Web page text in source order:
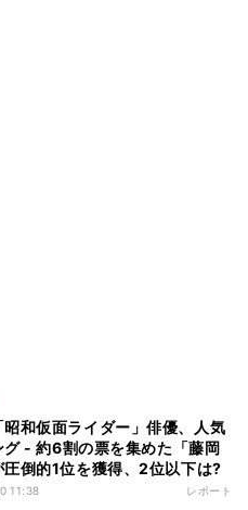
昭和仮面ライダー」俳優、人気
グ - 約6割の票を集めた「藤岡
圧倒的1位を獲得、2位以下は?
11:38 レポート